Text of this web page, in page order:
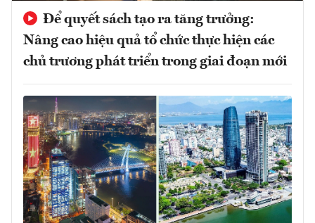
Để quyết sách tạo ra tăng trưởng:
Nâng cao hiệu quả tổ chức thực hiện các
chủ trương phát triển trong giai đoạn mới